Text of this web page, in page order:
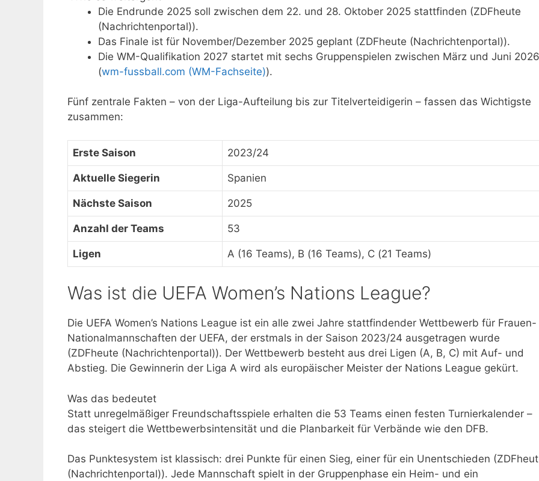
Die Endrunde 2025 soll zwischen dem 22. und 28. Oktober 2025 stattfinden (ZDFheute
(Nachrichtenportal)).
Das Finale ist für November/Dezember 2025 geplant (ZDFheute (Nachrichtenportal)).
Die WM-Qualifikation 2027 startet mit sechs Gruppenspielen zwischen März und Juni 2026
(wm-fussball.com (WM-Fachseite)).
Fünf zentrale Fakten – von der Liga-Aufteilung bis zur Titelverteidigerin – fassen das Wichtigste
zusammen:
Erste Saison 2023/24
Aktuelle Siegerin Spanien
Nächste Saison 2025
Anzahl der Teams 53
Ligen A (16 Teams), B (16 Teams), C (21 Teams)
Was ist die UEFA Women’s Nations League?
Die UEFA Women’s Nations League ist ein alle zwei Jahre stattfindender Wettbewerb für Frauen-
Nationalmannschaften der UEFA, der erstmals in der Saison 2023/24 ausgetragen wurde
(ZDFheute (Nachrichtenportal)). Der Wettbewerb besteht aus drei Ligen (A, B, C) mit Auf- und
Abstieg. Die Gewinnerin der Liga A wird als europäischer Meister der Nations League gekürt.
Was das bedeutet
Statt unregelmäßiger Freundschaftsspiele erhalten die 53 Teams einen festen Turnierkalender –
das steigert die Wettbewerbsintensität und die Planbarkeit für Verbände wie den DFB.
Das Punktesystem ist klassisch: drei Punkte für einen Sieg, einer für ein Unentschieden
(Nachrichtenportal)). Jede Mannschaft spielt in der Gruppenphase ein Heim- und ein